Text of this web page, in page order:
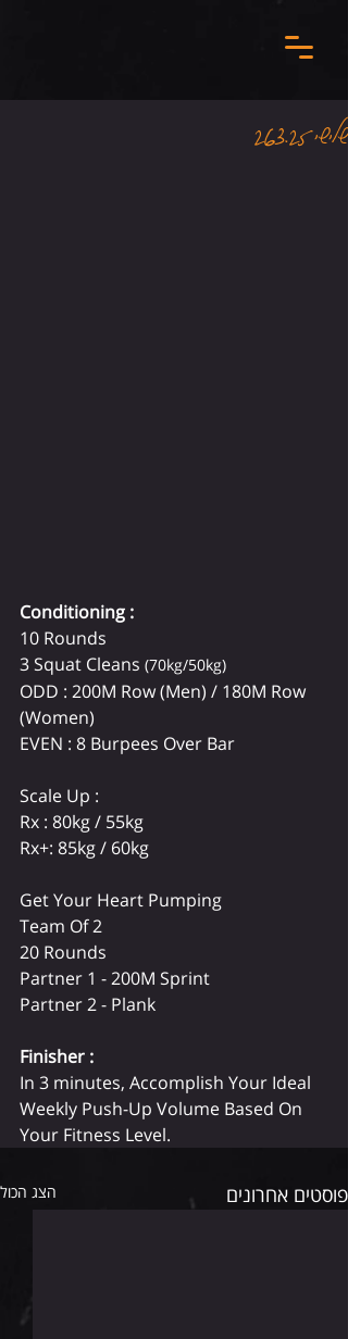
שלישי 26.3.25
Conditioning :
10 Rounds
3 Squat Cleans (70kg/50kg)
ODD : 200M Row (Men) / 180M Row
(Women)
EVEN : 8 Burpees Over Bar
Scale Up :
Rx : 80kg / 55kg
Rx+: 85kg / 60kg
Get Your Heart Pumping
Team Of 2
20 Rounds
Partner 1 - 200M Sprint
Partner 2 - Plank
Finisher :
In 3 minutes, Accomplish Your Ideal
Weekly Push-Up Volume Based On
Your Fitness Level.
פוסטים אחרונים הצג הכול